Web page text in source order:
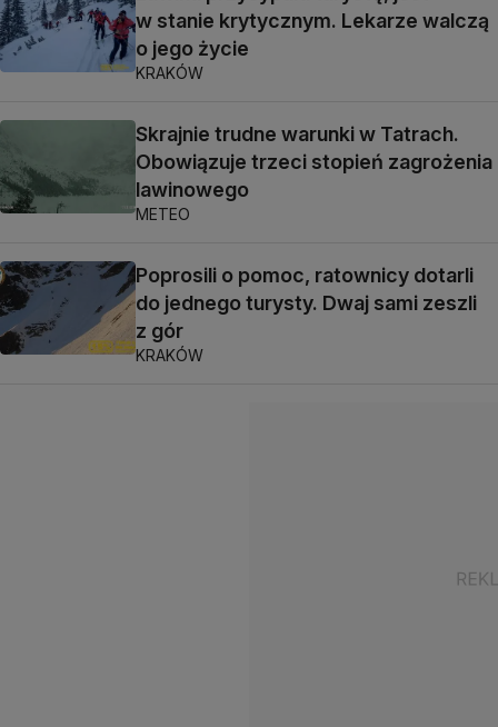
w stanie krytycznym. Lekarze walczą
o jego życie
KRAKÓW
Skrajnie trudne warunki w Tatrach.
Obowiązuje trzeci stopień zagrożenia
lawinowego
METEO
Poprosili o pomoc, ratownicy dotarli
do jednego turysty. Dwaj sami zeszli
z gór
KRAKÓW